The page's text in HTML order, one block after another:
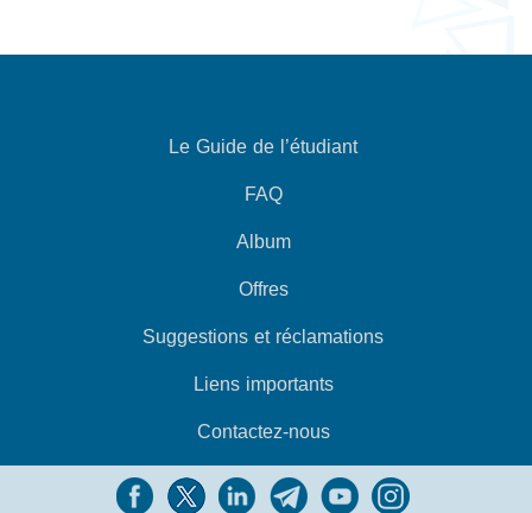
Le Guide de l’étudiant
FAQ
Album
Offres
Suggestions et réclamations
Liens importants
Contactez-nous